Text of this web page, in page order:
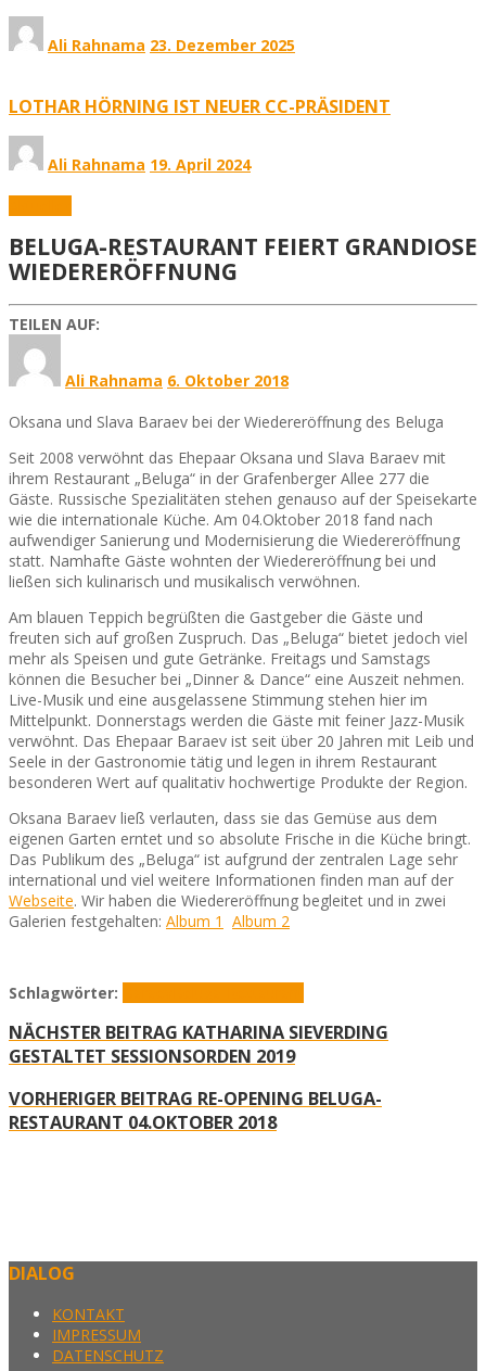
Ali Rahnama 23. Dezember 2025
LOTHAR HÖRNING IST NEUER CC-PRÄSIDENT
Ali Rahnama 19. April 2024
BELUGA-RESTAURANT FEIERT GRANDIOSE
WIEDERERÖFFNUNG
TEILEN AUF:
Ali Rahnama 6. Oktober 2018
Oksana und Slava Baraev bei der Wiedereröffnung des Beluga
Seit 2008 verwöhnt das Ehepaar Oksana und Slava Baraev mit
ihrem Restaurant „Beluga“ in der Grafenberger Allee 277 die
Gäste. Russische Spezialitäten stehen genauso auf der Speisekarte
wie die internationale Küche. Am 04.Oktober 2018 fand nach
aufwendiger Sanierung und Modernisierung die Wiedereröffnung
statt. Namhafte Gäste wohnten der Wiedereröffnung bei und
ließen sich kulinarisch und musikalisch verwöhnen.
Am blauen Teppich begrüßten die Gastgeber die Gäste und
freuten sich auf großen Zuspruch. Das „Beluga“ bietet jedoch viel
mehr als Speisen und gute Getränke. Freitags und Samstags
können die Besucher bei „Dinner & Dance“ eine Auszeit nehmen.
Live-Musik und eine ausgelassene Stimmung stehen hier im
Mittelpunkt. Donnerstags werden die Gäste mit feiner Jazz-Musik
verwöhnt. Das Ehepaar Baraev ist seit über 20 Jahren mit Leib und
Seele in der Gastronomie tätig und legen in ihrem Restaurant
besonderen Wert auf qualitativ hochwertige Produkte der Region.
Oksana Baraev ließ verlauten, dass sie das Gemüse aus dem
eigenen Garten erntet und so absolute Frische in die Küche bringt.
Das Publikum des „Beluga“ ist aufgrund der zentralen Lage sehr
international und viel weitere Informationen finden man auf der
Webseite. Wir haben die Wiedereröffnung begleitet und in zwei
Galerien festgehalten: Album 1 Album 2
Schlagwörter:
NÄCHSTER BEITRAG KATHARINA SIEVERDING
GESTALTET SESSIONSORDEN 2019
VORHERIGER BEITRAG RE-OPENING BELUGA-
RESTAURANT 04.OKTOBER 2018
DIALOG
KONTAKT
IMPRESSUM
DATENSCHUTZ